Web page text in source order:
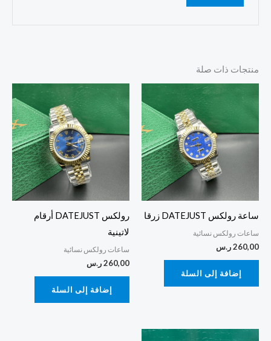
منتجات ذات صلة
ساعة رولكس DATEJUST زرقا
ساعات رولكس نسائية
260,00ر.س
إضافة إلى السلة
رولكس DATEJUST أرقام
لاتينية
ساعات رولكس نسائية
260,00ر.س
إضافة إلى السلة